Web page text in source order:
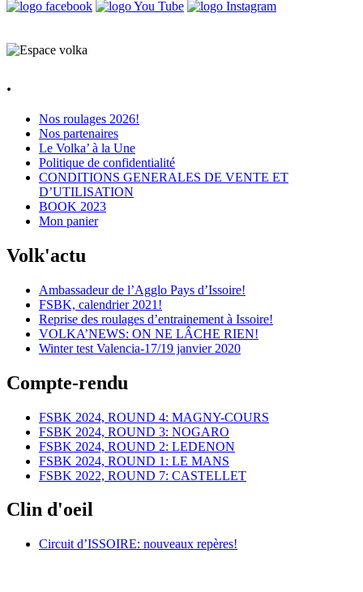
.
Nos roulages 2026!
Nos partenaires
Le Volka’ à la Une
Politique de confidentialité
CONDITIONS GENERALES DE VENTE ET
D’UTILISATION
BOOK 2023
Mon panier
Volk'actu
Ambassadeur de l’Agglo Pays d’Issoire!
FSBK, calendrier 2021!
Reprise des roulages d’entrainement à Issoire!
VOLKA’NEWS: ON NE LÂCHE RIEN!
Winter test Valencia-17/19 janvier 2020
Compte-rendu
FSBK 2024, ROUND 4: MAGNY-COURS
FSBK 2024, ROUND 3: NOGARO
FSBK 2024, ROUND 2: LEDENON
FSBK 2024, ROUND 1: LE MANS
FSBK 2022, ROUND 7: CASTELLET
Clin d'oeil
Circuit d’ISSOIRE: nouveaux repères!